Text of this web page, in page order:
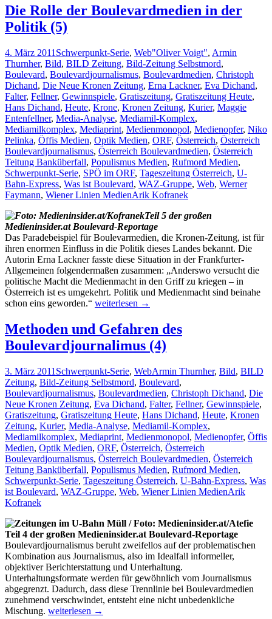
Funk
und
Fernsehen
Die Rolle der Boulevardmedien in der
Politik (5)
4. März 2011 Schwerpunkt-Serie, Web"Oliver Voigt", Armin
Thurnher, Bild, BILD Zeitung, Bild-Zeitung Selbstmord,
Boulevard, Boulevardjournalismus, Boulevardmedien, Christoph
Dichand, Die Neue Kronen Zeitung, Erna Lackner, Eva Dichand,
Falter, Fellner, Gewinnspiele, Gratiszeitung, Gratiszeitung Heute,
Hans Dichand, Heute, Krone, Kronen Zeitung, Kurier, Maggie
Entenfellner, Media-Analyse, Mediamil-Komplex,
Mediamilkomplex, Mediaprint, Medienmonopol, Medienopfer, Niko
Pelinka, Öffis Medien, Optik Medien, ORF, Österreich, Österreich
Boulevardjournalismus, Österreich Boulevardmedien, Österreich
Teitung Banküberfall, Populismus Medien, Rufmord Medien,
Schwerpunkt-Serie, SPÖ im ORF, Tageszeitung Österreich, U-
Bahn-Express, Was ist Boulevard, WAZ-Gruppe, Web, Werner
Faymann, Wiener Linien MedienArik Kofranek
Teil 5 der großen
Medieninsider.at Boulevard-Reportage
Das Paradebeispiel für Boulevarmedien, die Kronen-Zeitung, ist für
ihren enormen Einfluss in die Politik dieses Landes bekannt. Die
Autorin Erna Lackner fasste diese Situation in der Frankfurter-
Allgemeinen folgendermaßen zusammen: „Anderswo versucht die
politische Macht die Medienmacht in den Griff zu kriegen – in
Österreich ist es umgekehrt. Politik und Medienmacht sind beinahe
schon eins geworden.“ Die
der
Boulevardmedien
in
Politik
(5)
weiterlesen →
Methoden und Gefahren des
Boulevardjournalimus (4)
3. März 2011 Schwerpunkt-Serie, WebArmin Thurnher, Bild, BILD
Zeitung, Bild-Zeitung Selbstmord, Boulevard,
Boulevardjournalismus, Boulevardmedien, Christoph Dichand, Die
Neue Kronen Zeitung, Eva Dichand, Falter, Fellner, Gewinnspiele,
Gratiszeitung, Gratiszeitung Heute, Hans Dichand, Heute, Kronen
Zeitung, Kurier, Media-Analyse, Mediamil-Komplex,
Mediamilkomplex, Mediaprint, Medienmonopol, Medienopfer, Öffis
Medien, Optik Medien, ORF, Österreich, Österreich
Boulevardjournalismus, Österreich Boulevardmedien, Österreich
Teitung Banküberfall, Populismus Medien, Rufmord Medien,
Schwerpunkt-Serie, Tageszeitung Österreich, U-Bahn-Express, Was
ist Boulevard, WAZ-Gruppe, Web, Wiener Linien MedienArik
Kofranek
Teil 4 der großen Medieninsider.at Boulevard-Reportage
Boulevardjournalismus beruht zweifellos auf der problematischen
Kombination aus Journalismus, also im Idealfall informeller,
objektiver Berichterstattung und Unterhaltung.
Unterhaltungsformate werden für gewöhnlich vom Journalismus
abgegrenzt. Dadurch, dass diese Trennlinie bei Boulevardmedien
zunehmend verschwindet, entsteht eine nicht unbedenkliche
Mischung. Methoden
weiterlesen →